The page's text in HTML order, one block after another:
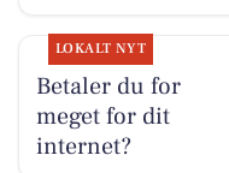
LOKALT NYT
Betaler du for
meget for dit
internet?